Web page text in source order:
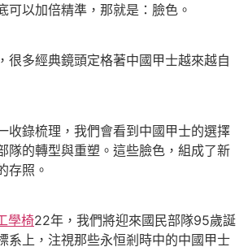
以加倍精準，那就是：臉色。
多經典鏡頭定格著中國甲士越來越自
錄梳理，我們會看到中國甲士的選擇
隊的轉型與重塑。這些臉色，組成了新
存照。
學椅22年，我們將迎來國民部隊95歲誕
系上，注視那些永恒剎時中的中國甲士